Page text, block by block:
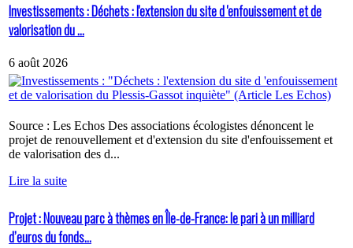
Investissements : Déchets : l'extension du site d 'enfouissement et de
valorisation du ...
6 août 2026
Source : Les Echos Des associations écologistes dénoncent le
projet de renouvellement et d'extension du site d'enfouissement et
de valorisation des d...
Lire la suite
Projet : Nouveau parc à thèmes en Île-de-France: le pari à un milliard
d’euros du fonds...